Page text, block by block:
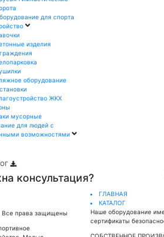
для спорта
изделия
оборудование
ЖКХ
мусорные
для людей с
возможностями
консультация?
Все права защищены
ГЛАВНАЯ
КАТАЛОГ
Наше оборудование
сертификаты